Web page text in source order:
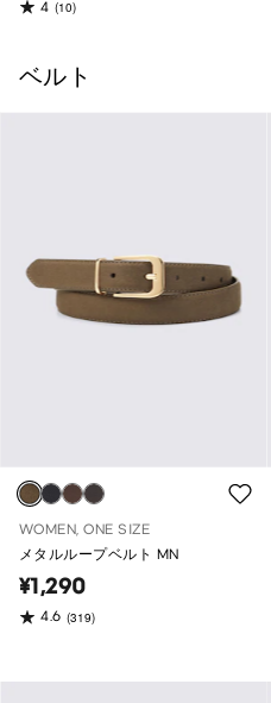
4 (10)
ベルト
WOMEN, ONE SIZE
メタルループベルト MN
¥1,290
4.6 (319)